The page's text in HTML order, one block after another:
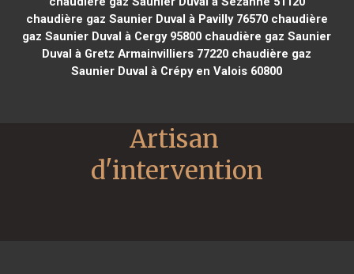
chaudière gaz Saunier Duval à Pavilly 76570chaudière
gaz Saunier Duval à Cergy 95800 chaudière gaz Saunier
Duval à Gretz Armainvilliers 77220 chaudière gaz
Saunier Duval à Crépy en Valois 60800
Artisan
d'intervention